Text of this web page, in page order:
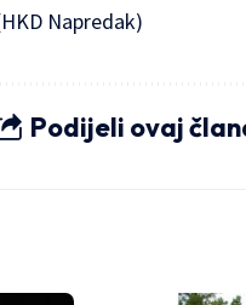
Napredak)
Podijeli ovaj